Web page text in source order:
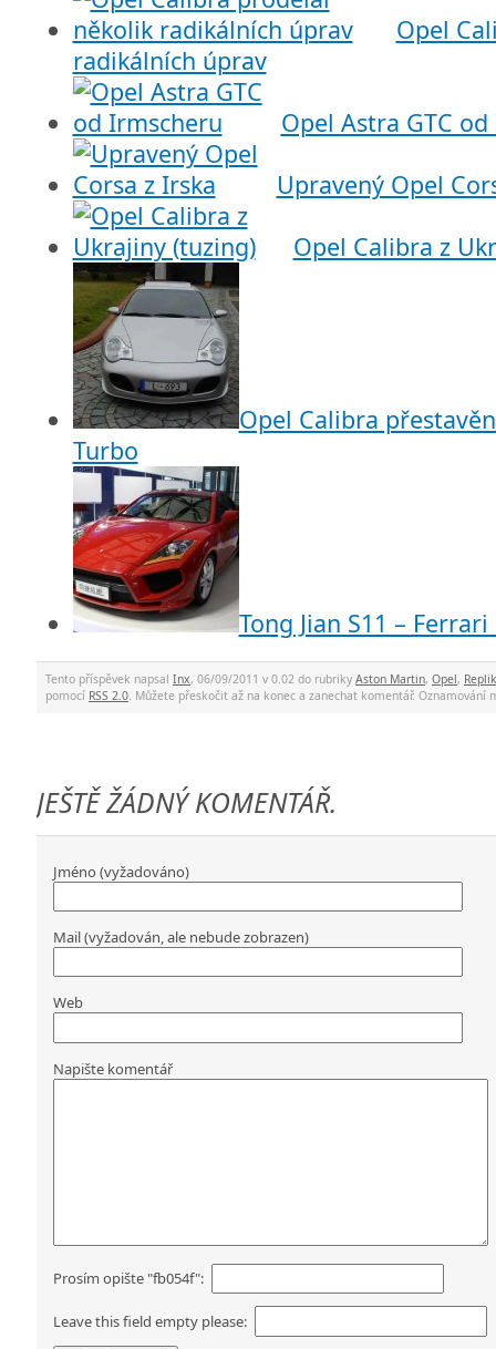
Opel
radikálních úprav
Opel Astra GTC
Upravený Opel
Opel Calibra z
Opel Calibra
Turbo
Tong Jian S11 –
Tento příspěvek napsal Inx, 06/09/2011 v 0.02 do rubriky Aston Martin, Opel,
pomocí RSS 2.0 . Můžete přeskočit až na konec a zanechat komentář.
JEŠTĚ ŽÁDNÝ KOMENTÁŘ.
Jméno (vyžadováno)
Mail (vyžadován, ale nebude zobrazen)
Web
Napište komentář
Prosím opište "fb054f":
Leave this field empty please: